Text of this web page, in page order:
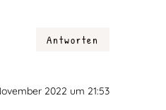
Antworten
2022 um 21:53